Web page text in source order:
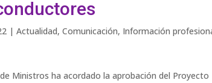
|Actualidad,Comunicación, Información
Ministros ha acordado la aprobación del